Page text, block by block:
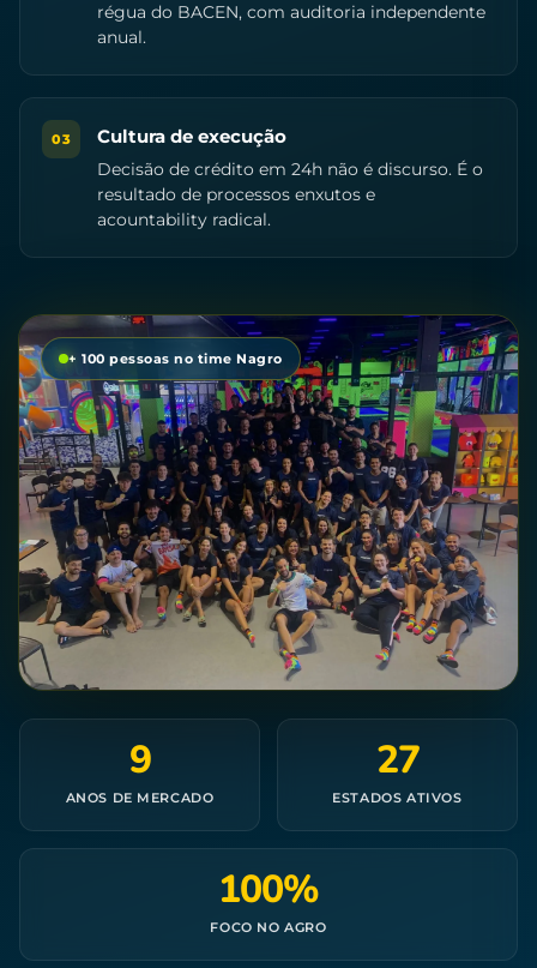
régua do BACEN, com auditoria independente
anual.
03 Cultura de execução
Decisão de crédito em 24h não é discurso. É o
resultado de processos enxutos e
acountability radical.
+ 100 pessoas no time Nagro
9
ANOS DE MERCADO
27
ESTADOS ATIVOS
100%
FOCO NO AGRO